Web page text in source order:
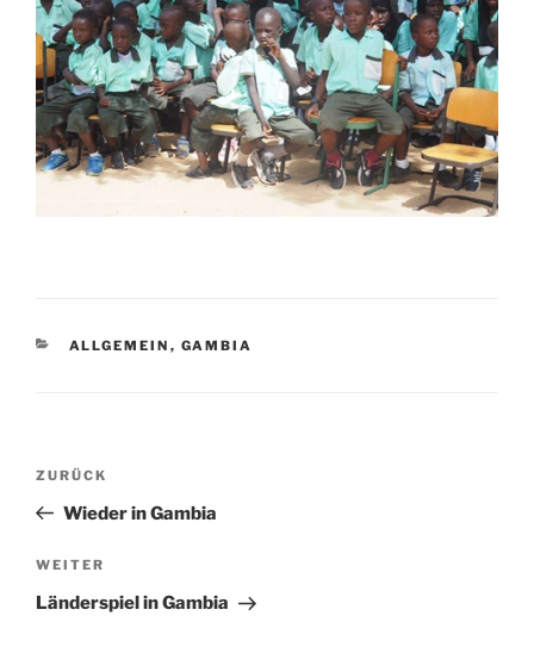
KATEGORIEN
ALLGEMEIN , GAMBIA
Beitragsnavigation
Vorheriger
Beitrag
ZURÜCK
Wieder in Gambia
Nächster
Beitrag
WEITER
Länderspiel in Gambia